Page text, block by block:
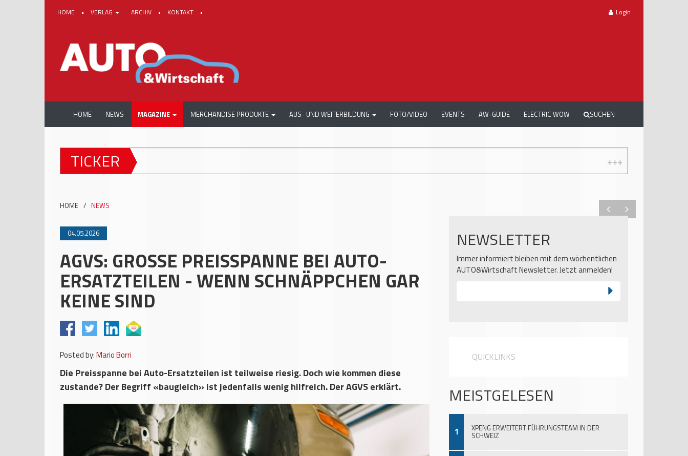
HOME • VERLAG ARCHIV • KONTAKT • Login
HOME NEWS MAGAZINE MERCHANDISE PRODUKTE AUS- UND WEITERBILDUNG FOTO/VIDEO EVENTS AW-GUIDE ELECTRIC WOW SUCHEN
TICKER AUTOMECHANIKA WORKSHOPS: GRATIS
HOME / NEWS
04.05.2026
AGVS: GROSSE PREISSPANNE BEI AUTO-
ERSATZTEILEN - WENN SCHNÄPPCHEN GAR
KEINE SIND
Posted by:Mario Borri
Die Preisspanne bei Auto-Ersatzteilen ist teilweise riesig. Doch wie kommen diese
zustande? Der Begriff «baugleich» ist jedenfalls wenig hilfreich. Der AGVS erklärt.
NEWSLETTER
Immer informiert bleiben mit dem wöchentlichen
AUTO&Wirtschaft Newsletter. Jetzt anmelden!
QUICKLINKS
MEISTGELESEN
1 XPENG ERWEITERT FÜHRUNGSTEAM IN DER
SCHWEIZ